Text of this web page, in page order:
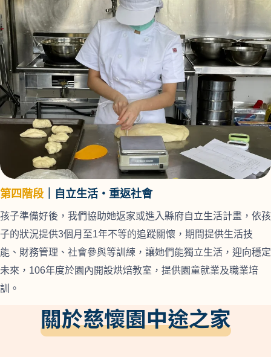
第四階段 ｜自立生活・重返社會
孩子準備好後，我們協助她返家或進入縣府自立生活計畫，依孩
子的狀況提供3個月至1年不等的追蹤關懷，期間提供生活技
能、財務管理、社會參與等訓練，讓她們能獨立生活，迎向穩定
未來，106年度於園內開設烘焙教室，提供園童就業及職業培
訓。
關於慈懷園中途之家